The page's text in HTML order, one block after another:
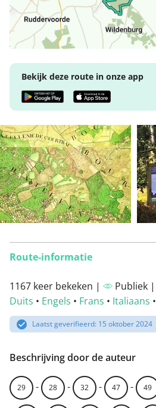
Bekijk deze route in onze app
Route-informatie
1167 keer bekeken | Publiek |
Duits • Engels • Frans • Italiaans •
Laatst geverifieerd: 15 oktober 2024
Beschrijving door de auteur
29 - 28 - 32 - 47 - 49